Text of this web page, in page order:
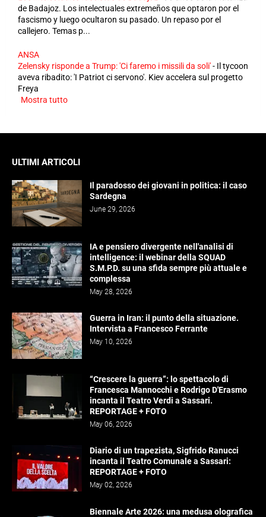
de Badajoz. Los intelectuales extremeños que optaron por el
fascismo y luego ocultaron su pasado. Un repaso por el
callejero. Temas p...
ANSA
Zelensky risponde a Trump: 'Ci faremo i missili da soli'- Il tycoon
aveva ribadito: 'I Patriot ci servono'. Kiev accelera sul progetto
Freya
Mostra tutto
ULTIMI ARTICOLI
Il paradosso dei giovani in politica: il caso
Sardegna
June 29, 2026
IA e pensiero divergente nell'analisi di
intelligence: il webinar della SQUAD
S.M.P.D. su una sfida sempre più attuale e
complessa
May 28, 2026
Guerra in Iran: il punto della situazione.
Intervista a Francesco Ferrante
May 10, 2026
“Crescere la guerra”: lo spettacolo di
Francesca Mannocchi e Rodrigo D'Erasmo
incanta il Teatro Verdi a Sassari.
REPORTAGE + FOTO
May 06, 2026
Diario di un trapezista, Sigfrido Ranucci
incanta il Teatro Comunale a Sassari:
REPORTAGE + FOTO
May 02, 2026
Biennale Arte 2026: una medusa olografica